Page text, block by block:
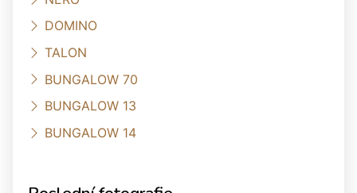
DOMINO
TALON
BUNGALOW 70
BUNGALOW 13
BUNGALOW 14